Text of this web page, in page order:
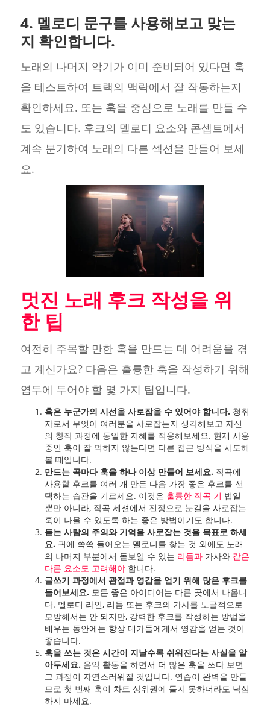
4. 멜로디 문구를 사용해보고 맞는
지 확인합니다.
노래의 나머지 악기가 이미 준비되어 있다면 훅
을 테스트하여 트랙의 맥락에서 잘 작동하는지
확인하세요. 또는 훅을 중심으로 노래를 만들 수
도 있습니다. 후크의 멜로디 요소와 콘셉트에서
계속 분기하여 노래의 다른 섹션을 만들어 보세
요.
멋진 노래 후크 작성을 위
한 팁
여전히 주목할 만한 훅을 만드는 데 어려움을 겪
고 계신가요? 다음은 훌륭한 훅을 작성하기 위해
염두에 두어야 할 몇 가지 팁입니다.
훅은 누군가의 시선을 사로잡을 수 있어야 합니다. 청취
자로서 무엇이 여러분을 사로잡는지 생각해보고 자신
의 창작 과정에 동일한 지혜를 적용해보세요. 현재 사용
중인 훅이 잘 먹히지 않는다면 다른 접근 방식을 시도해
볼 때입니다.
만드는 곡마다 훅을 하나 이상 만들어 보세요. 작곡에
사용할 후크를 여러 개 만든 다음 가장 좋은 후크를 선
택하는 습관을 기르세요. 이것은 훌륭한 작곡 기 법일
뿐만 아니라, 작곡 세션에서 진정으로 눈길을 사로잡는
훅이 나올 수 있도록 하는 좋은 방법이기도 합니다.
듣는 사람의 주의와 기억을 사로잡는 것을 목표로 하세
요. 귀에 쏙쏙 들어오는 멜로디를 찾는 것 외에도 노래
의 나머지 부분에서 돋보일 수 있는 리듬과가사와 같은
다른 요소도 고려해야합니다.
글쓰기 과정에서 관점과 영감을 얻기 위해 많은 후크를
들어보세요. 모든 좋은 아이디어는 다른 곳에서 나옵니
다. 멜로디 라인, 리듬 또는 후크의 가사를 노골적으로
모방해서는 안 되지만, 강력한 후크를 작성하는 방법을
배우는 동안에는 항상 대가들에게서 영감을 얻는 것이
좋습니다.
훅을 쓰는 것은 시간이 지날수록 쉬워진다는 사실을 알
아두세요. 음악 활동을 하면서 더 많은 훅을 쓰다 보면
그 과정이 자연스러워질 것입니다. 연습이 완벽을 만들
므로 첫 번째 훅이 차트 상위권에 들지 못하더라도 낙심
하지 마세요.